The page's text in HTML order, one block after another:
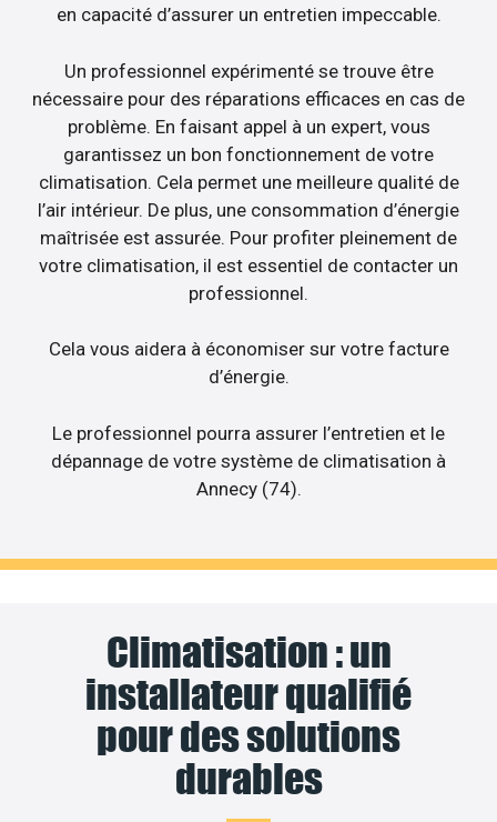
en capacité d’assurer un entretien impeccable.
Un professionnel expérimenté se trouve être
nécessaire pour des réparations efficaces en cas de
problème. En faisant appel à un expert, vous
garantissez un bon fonctionnement de votre
climatisation. Cela permet une meilleure qualité de
l’air intérieur. De plus, une consommation d’énergie
maîtrisée est assurée. Pour profiter pleinement de
votre climatisation, il est essentiel de contacter un
professionnel.
Cela vous aidera à économiser sur votre facture
d’énergie.
Le professionnel pourra assurer l’entretien et le
dépannage de votre système de climatisation à
Annecy (74).
Climatisation : un
installateur qualifié
pour des solutions
durables